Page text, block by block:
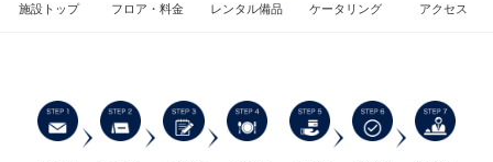
施設トップ フロア・料金 レンタル備品 ケータリング アクセス